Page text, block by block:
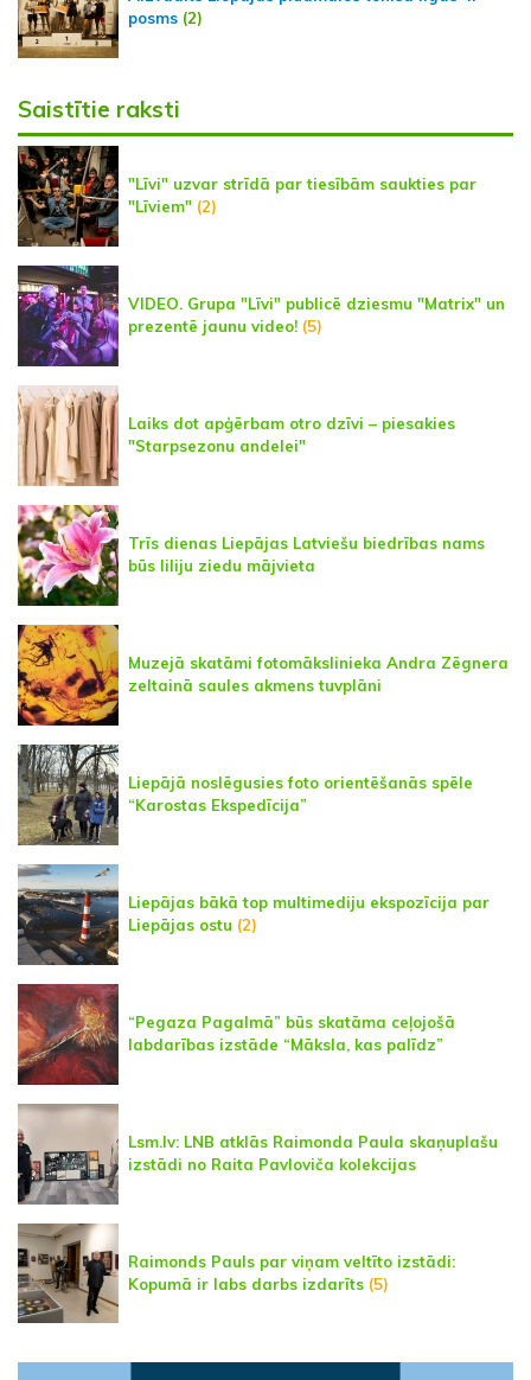
posms (2)
Saistītie raksti
"Līvi" uzvar strīdā par tiesībām saukties par
"Līviem" (2)
VIDEO. Grupa "Līvi" publicē dziesmu "Matrix" un
prezentē jaunu video! (5)
Laiks dot apģērbam otro dzīvi – piesakies
"Starpsezonu andelei"
Trīs dienas Liepājas Latviešu biedrības nams
būs liliju ziedu mājvieta
Muzejā skatāmi fotomākslinieka Andra Zēgnera
zeltainā saules akmens tuvplāni
Liepājā noslēgusies foto orientēšanās spēle
“Karostas Ekspedīcija”
Liepājas bākā top multimediju ekspozīcija par
Liepājas ostu (2)
“Pegaza Pagalmā” būs skatāma ceļojošā
labdarības izstāde “Māksla, kas palīdz”
Lsm.lv: LNB atklās Raimonda Paula skaņuplašu
izstādi no Raita Pavloviča kolekcijas
Raimonds Pauls par viņam veltīto izstādi:
Kopumā ir labs darbs izdarīts (5)